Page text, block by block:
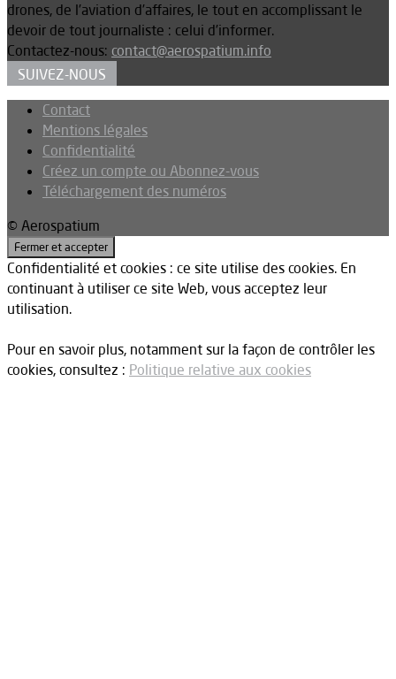
drones, de l’aviation d’affaires, le tout en accomplissant le
devoir de tout journaliste : celui d’informer.
Contactez-nous: contact@aerospatium.info
SUIVEZ-NOUS
Contact
Mentions légales
Confidentialité
Créez un compte ou Abonnez-vous
Téléchargement des numéros
© Aerospatium
Confidentialité et cookies : ce site utilise des cookies. En
continuant à utiliser ce site Web, vous acceptez leur
utilisation.
Pour en savoir plus, notamment sur la façon de contrôler les
cookies, consultez : Politique relative aux cookies